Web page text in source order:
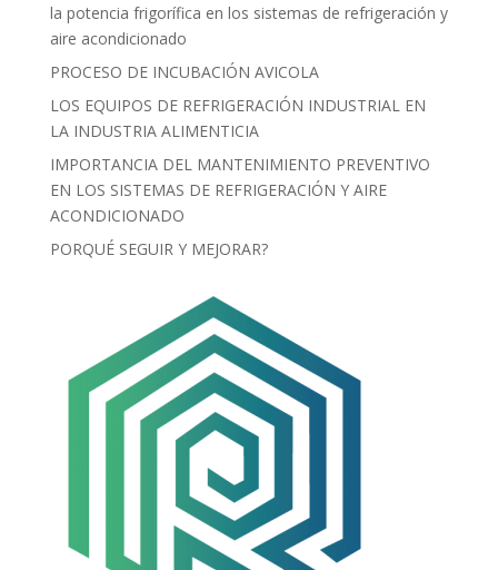
la potencia frigorífica en los sistemas de refrigeración y
aire acondicionado
PROCESO DE INCUBACIÓN AVICOLA
LOS EQUIPOS DE REFRIGERACIÓN INDUSTRIAL EN
LA INDUSTRIA ALIMENTICIA
IMPORTANCIA DEL MANTENIMIENTO PREVENTIVO
EN LOS SISTEMAS DE REFRIGERACIÓN Y AIRE
ACONDICIONADO
PORQUÉ SEGUIR Y MEJORAR?